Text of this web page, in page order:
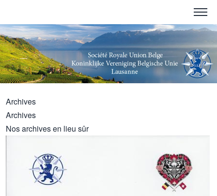
Archives
Archives
Nos archives en lieu sûr